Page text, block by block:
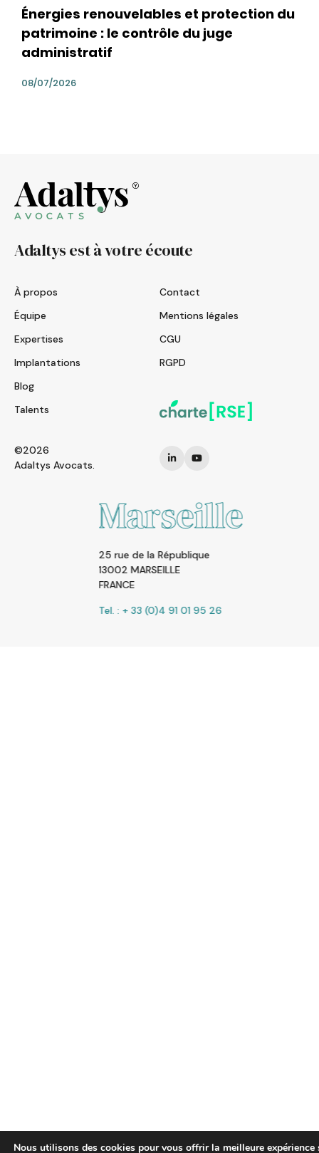
Énergies renouvelables et protection du
patrimoine : le contrôle du juge
administratif
08/07/2026
Adaltys est à votre écoute
À propos
Équipe
Expertises
Implantations
Blog
Talents
Contact
Mentions légales
CGU
RGPD
©2026
Adaltys Avocats.
Marseille
25 rue de la République
Tel. : + 33 (0)4 91 01 95 26
Nous utilisons des cookies pour vous offrir la meilleure expérience